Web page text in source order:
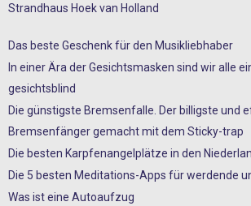
Strandhaus Hoek van Holland
Das beste Geschenk für den Musikliebhaber
In einer Ära der Gesichtsmasken sind wir alle
gesichtsblind
Die günstigste Bremsenfalle. Der billigste und
Bremsenfänger gemacht mit dem Sticky-trap
Die besten Karpfenangelplätze in den
Die 5 besten Meditations-Apps für werdende
Was ist eine Autoaufzug